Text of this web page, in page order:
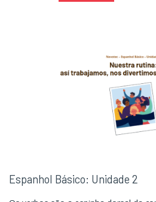
Espanhol Básico: Unidade 2